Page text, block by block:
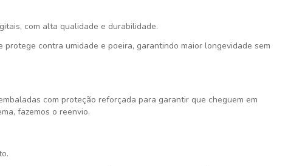
com alta qualidade e durabilidade.
contra umidade e poeira, garantindo maior longevidade sem
com proteção reforçada para garantir que cheguem em
fazemos o reenvio.